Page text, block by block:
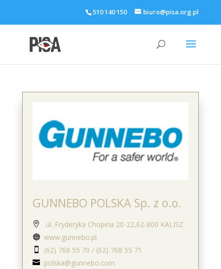
510 140 150 biuro@pisa.org.pl
GUNNEBO POLSKA Sp. z o.o.
 ul. Fryderyka Chopina 20-22,62-800 KALISZ
 www.gunnebo.pl
 (62) 768 55 70 / (62) 768 55 71
 polska@gunnebo.com